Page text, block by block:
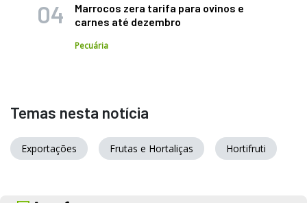
Marrocos zera tarifa para ovinos e
carnes até dezembro
Pecuária
Temas nesta notícia
Exportações Frutas e Hortaliças Hortifruti